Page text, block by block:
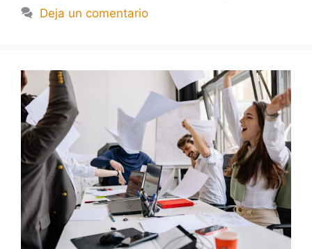
Deja un comentario